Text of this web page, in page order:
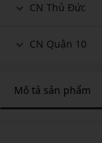
CN Thủ Đức
CN Quận 10
Mô tả sản phẩm